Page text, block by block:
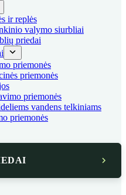
ir replės
valymo siurbliai
priedai
priemonės
priemonės
priemonės
vandens telkiniams
priemonės